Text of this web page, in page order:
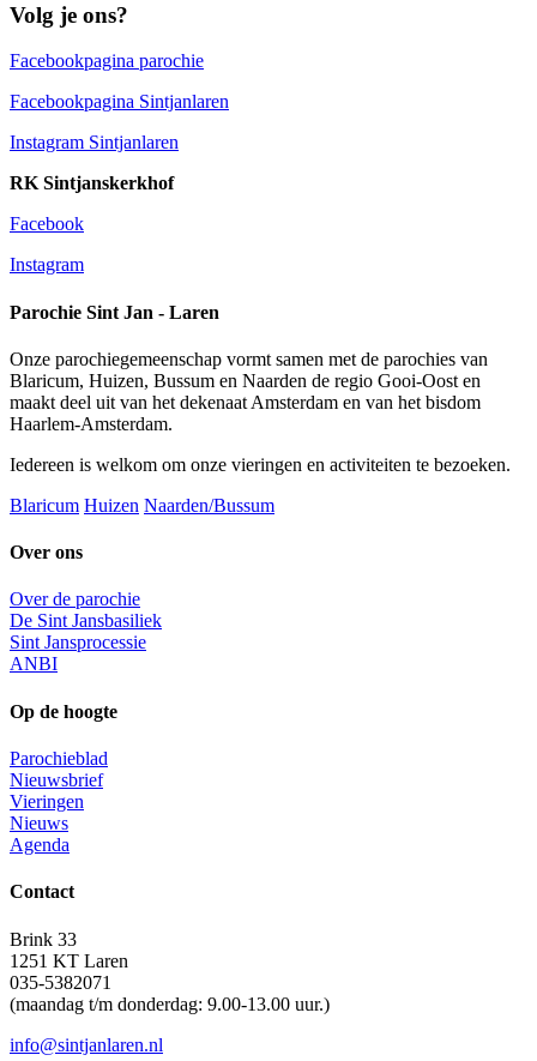
Volg je ons?
Facebookpagina parochie
Facebookpagina Sintjanlaren
Instagram Sintjanlaren
RK Sintjanskerkhof
Facebook
Instagram
Parochie Sint Jan - Laren
Onze parochiegemeenschap vormt samen met de parochies van
Blaricum, Huizen, Bussum en Naarden de regio Gooi-Oost en
maakt deel uit van het dekenaat Amsterdam en van het bisdom
Haarlem-Amsterdam.
Iedereen is welkom om onze vieringen en activiteiten te bezoeken.
Blaricum Huizen Naarden/Bussum
Over ons
Over de parochie
De Sint Jansbasiliek
Sint Jansprocessie
ANBI
Op de hoogte
Parochieblad
Nieuwsbrief
Vieringen
Nieuws
Agenda
Contact
Brink 33
1251 KT Laren
035-5382071
(maandag t/m donderdag: 9.00-13.00 uur.)
info@sintjanlaren.nl